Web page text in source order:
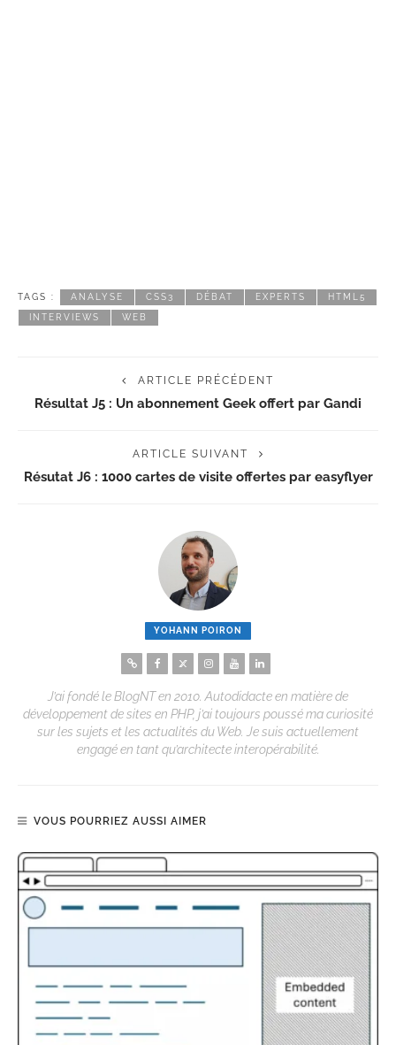
TAGS : ANALYSE CSS3 DÉBAT EXPERTS HTML5
INTERVIEWS WEB
ARTICLE PRÉCÉDENT
Résultat J5 : Un abonnement Geek offert par Gandi
ARTICLE SUIVANT
Résutat J6 : 1000 cartes de visite offertes par easyflyer
YOHANN POIRON
J’ai fondé le BlogNT en 2010. Autodidacte en matière de
développement de sites en PHP, j’ai toujours poussé ma curiosité
sur les sujets et les actualités du Web. Je suis actuellement
engagé en tant qu’architecte interopérabilité.
VOUS POURRIEZ AUSSI AIMER